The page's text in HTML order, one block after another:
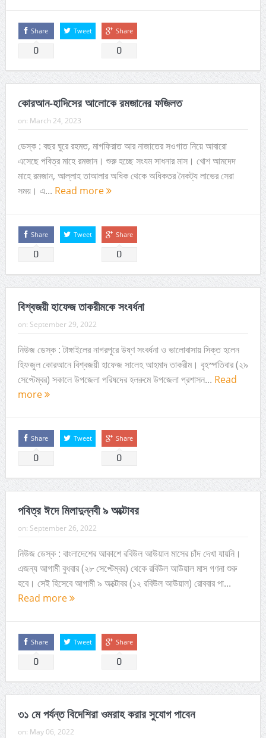
Share
0
Tweet Share
0
কোরআন-হাদিসের আলোকে রমজানের ফজিলত
on: March 24, 2023
ডেস্ক : বছর ঘুরে রহমত, মাগফিরাত আর নাজাতের সওগাত নিয়ে আবারো
এসেছে পবিত্র মাহে রমজান। শুরু হচ্ছে সংযম সাধনার মাস। খোশ আমদেদ
মাহে রমজান, আল্লাহ তাআলার অধিক থেকে অধিকতর নৈকট্য লাভের সেরা
সময়। এ... Read more
Share
0
Tweet Share
0
বিশ্বজয়ী হাফেজ তাকরীমকে সংবর্ধনা
on: September 29, 2022
নিউজ ডেস্ক : টাঙ্গাইলের নাগরপুরে উষ্ণ সংবর্ধনা ও ভালোবাসায় সিক্ত হলেন
হিফজুল কোরআনে বিশ্বজয়ী হাফেজ সালেহ আহমাদ তাকরীম। বৃহস্পতিবার (২৯
সেপ্টেম্বর) সকালে উপজেলা পরিষদের হলরুমে উপজেলা প্রশাসন... Read
more
Share
0
Tweet Share
0
পবিত্র ঈদে মিলাদুন্নবী ৯ অক্টোবর
on: September 26, 2022
নিউজ ডেস্ক : বাংলাদেশের আকাশে রবিউল আউয়াল মাসের চাঁদ দেখা যায়নি।
এজন্য আগামী বুধবার (২৮ সেপ্টেম্বর) থেকে রবিউল আউয়াল মাস গণনা শুরু
হবে। সেই হিসেবে আগামী ৯ অক্টোবর (১২ রবিউল আউয়াল) রোববার পা...
Read more
Share
0
Tweet Share
0
৩১ মে পর্যন্ত বিদেশিরা ওমরাহ করার সুযোগ পাবেন
on: May 06, 2022